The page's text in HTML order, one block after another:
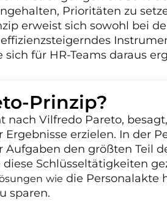
Prioritäten zu
erweist sich sowohl bei
für HR-Teams daraus
Prinzip?
nach Vilfredo Pareto,
Ergebnisse erzielen. In der
Aufgaben den größten Teil
Schlüsseltätigkeiten
wie die Personalakte
sparen.